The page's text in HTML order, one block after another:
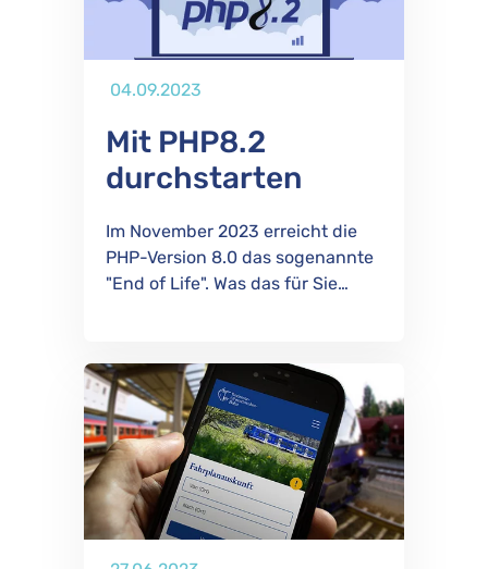
Publiziert
04.09.2023
Mit PHP8.2
durchstarten
Im November 2023 erreicht die
PHP-Version 8.0 das sogenannte
"End of Life". Was das für Sie…